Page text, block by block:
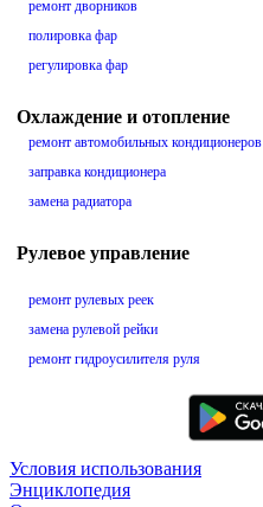
ремонт дворников
полировка фар
регулировка фар
Охлаждение и отопление
ремонт автомобильных кондиционеров
заправка кондиционера
замена радиатора
Рулевое управление
ремонт рулевых реек
замена рулевой рейки
ремонт гидроусилителя руля
Условия использования
Энциклопедия